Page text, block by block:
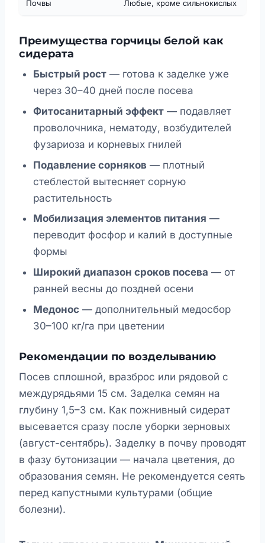
Почвы Любые, кроме сильнокислых
Преимущества горчицы белой как
сидерата
Быстрый рост — готова к заделке уже
через 30–40 дней после посева
Фитосанитарный эффект — подавляет
проволочника, нематоду, возбудителей
фузариоза и корневых гнилей
Подавление сорняков — плотный
стеблестой вытесняет сорную
растительность
Мобилизация элементов питания —
переводит фосфор и калий в доступные
формы
Широкий диапазон сроков посева — от
ранней весны до поздней осени
Медонос — дополнительный медосбор
30–100 кг/га при цветении
Рекомендации по возделыванию
Посев сплошной, вразброс или рядовой с
междурядьями 15 см. Заделка семян на
глубину 1,5–3 см. Как пожнивный сидерат
высевается сразу после уборки зерновых
(август-сентябрь). Заделку в почву проводят
в фазу бутонизации — начала цветения, до
образования семян. Не рекомендуется сеять
перед капустными культурами (общие
болезни).